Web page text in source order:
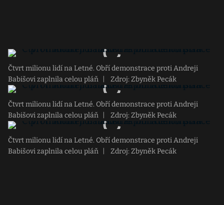
Čtvrt milionu lidí na Letné. Obří demonstrace proti Andreji
Babišovi zaplnila celou pláň
Zdroj: Zbyněk Pecák
Čtvrt milionu lidí na Letné. Obří demonstrace proti Andreji
Babišovi zaplnila celou pláň
Zdroj: Zbyněk Pecák
Čtvrt milionu lidí na Letné. Obří demonstrace proti Andreji
Babišovi zaplnila celou pláň
Zdroj: Zbyněk Pecák